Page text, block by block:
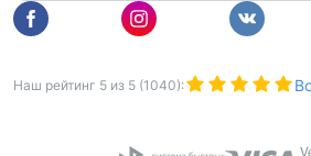
Наш рейтинг 5 из 5 (1040):